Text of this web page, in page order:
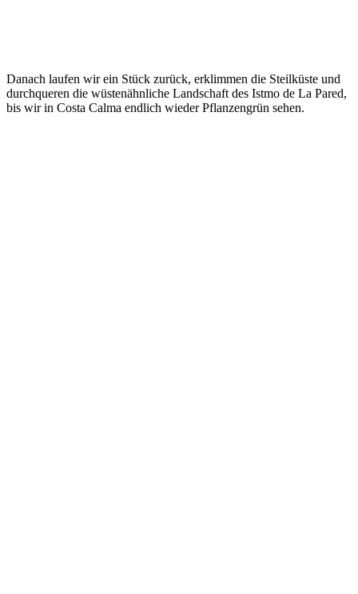
Danach laufen wir ein Stück zurück, erklimmen die Steilküste und
durchqueren die wüstenähnliche Landschaft des Istmo de La Pared,
bis wir in Costa Calma endlich wieder Pflanzengrün sehen.